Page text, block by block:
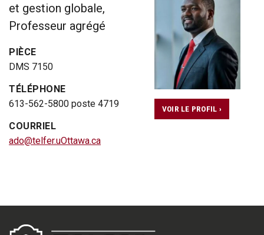
et gestion globale,
Professeur agrégé
PIÈCE
DMS 7150
TÉLÉPHONE
613-562-5800 poste 4719
COURRIEL
ado@telfer.uOttawa.ca
VOIR LE PROFIL ›